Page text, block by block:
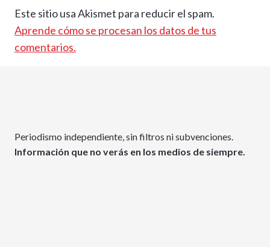
Este sitio usa Akismet para reducir el spam.
Aprende cómo se procesan los datos de tus
comentarios.
Periodismo independiente, sin filtros ni subvenciones.
Información que no verás en los medios de siempre.